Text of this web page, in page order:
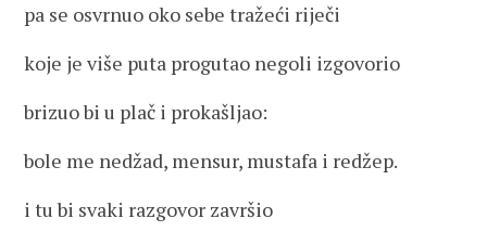
pa se osvrnuo oko sebe tražeći riječi
koje je više puta progutao negoli izgovorio
brizuo bi u plač i prokašljao:
bole me nedžad, mensur, mustafa i redžep.
i tu bi svaki razgovor završio